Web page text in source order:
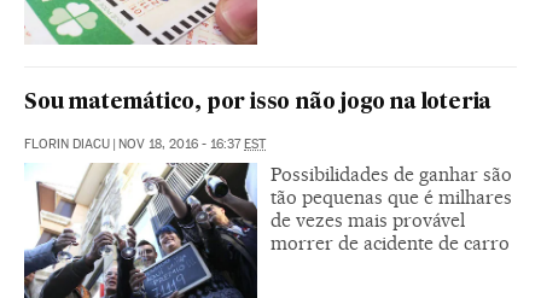
Sou matemático, por isso não jogo na loteria
FLORIN DIACU NOV 18, 2016 - 16:37 EST
Possibilidades de ganhar são
tão pequenas que é milhares
de vezes mais provável
morrer de acidente de carro